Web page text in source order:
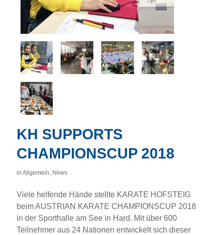
KH SUPPORTS
CHAMPIONSCUP 2018
in Allgemein News
Viele helfende Hände stellte KARATE HOFSTEIG
beim AUSTRIAN KARATE CHAMPIONSCUP 2018
in der Sporthalle am See in Hard. Mit über 600
Teilnehmer aus 24 Nationen entwickelt sich dieser